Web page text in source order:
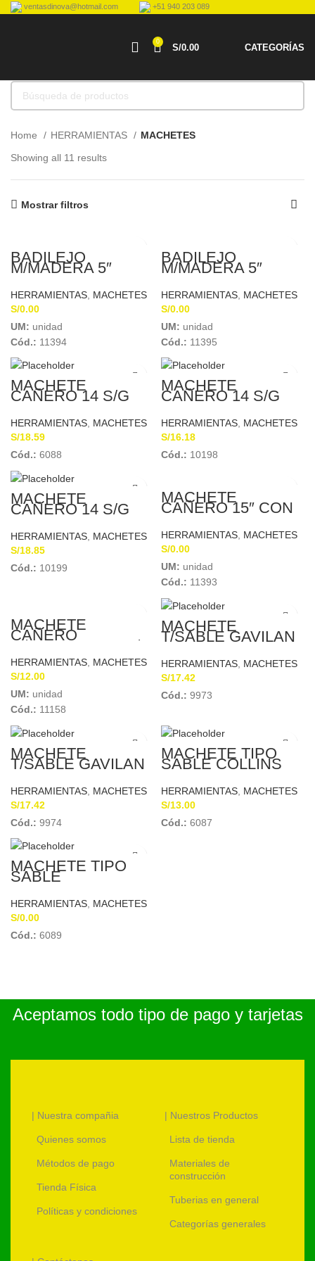
ventasdinova@hotmail.com +51 940 203 089
0
S/0.00 CATEGORÍAS
Home HERRAMIENTAS
MACHETES
Showing all 11 results
Mostrar filtros
BADILEJO
M/MADERA 5″
PRETUL 20605
HERRAMIENTAS MACHETES
S/0.00
UM: unidad
Cód.: 11394
BADILEJO
M/MADERA 5″
PRETUL 20607
HERRAMIENTAS MACHETES
S/0.00
UM: unidad
Cód.: 11395
MACHETE
CAÑERO 14 S/G
BELLOTA 1001
HERRAMIENTAS, MACHETES
S/18.59
Cód.: 6088
MACHETE
CAÑERO 14 S/G
BELLOTA 1002
HERRAMIENTAS, MACHETES
S/16.18
Cód.: 10198
MACHETE
CAÑERO 14 S/G
GAVILAN
HERRAMIENTAS MACHETES
S/18.85
Cód.: 10199
MACHETE
CAÑERO 15″ CON
GANCHO TRUPER
11947
HERRAMIENTAS, MACHETES
S/0.00
UM: unidad
Cód.: 11393
MACHETE
CAÑERO
M/MADERA 14″ C/G
C&A PRO
HERRAMIENTAS, MACHETES
S/12.00
UM: unidad
Cód.: 11158
MACHETE
T/SABLE GAVILAN
– 127H 17″ NEGRO
INCOLMA
HERRAMIENTAS MACHETES
S/17.42
Cód.: 9973
MACHETE
T/SABLE GAVILAN
– 127H 22″ NEGRO
INCOLMA
HERRAMIENTAS MACHETES
S/17.42
Cód.: 9974
MACHETE TIPO
SABLE COLLINS
BELLOTA
HERRAMIENTAS MACHETES
S/13.00
Cód.: 6087
MACHETE TIPO
SABLE
NICHOLSON
HERRAMIENTAS MACHETES
S/0.00
Cód.: 6089
Aceptamos todo tipo de pago y tarjetas
| Nuestra compañia
Quienes somos
Métodos de pago
Tienda Física
Políticas y condiciones
| Nuestros Productos
Lista de tienda
Materiales de
construcción
Tuberias en general
Categorías generales